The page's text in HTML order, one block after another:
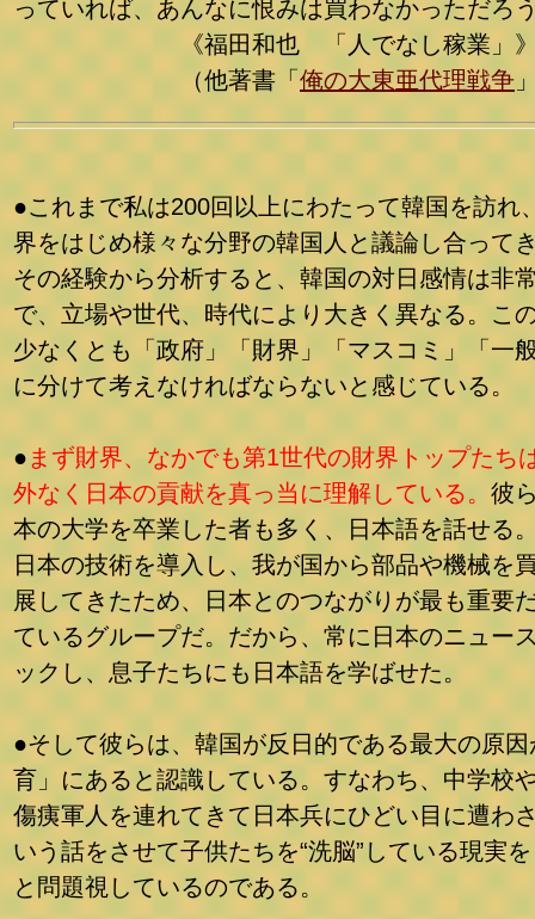
っていれば、あんなに恨みは買わなかっただ
《福田和也 「人でなし稼業」
（他著書「 俺の大東亜代理戦争
●これまで私は200回以上にわたって韓国を訪れ
界をはじめ様々な分野の韓国人と議論し合って
その経験から分析すると、韓国の対日感情は非
で、立場や世代、時代により大きく異なる。こ
少なくとも「政府」「財界」「マスコミ」「一
に分けて考えなければならないと感じている。
● まず財界、なかでも第1世代の財界トップたち
外なく日本の貢献を真っ当に理解している。 彼
本の大学を卒業した者も多く、日本語を話せる
日本の技術を導入し、我が国から部品や機械を
展してきたため、日本とのつながりが最も重要
ているグループだ。だから、常に日本のニュー
ックし、息子たちにも日本語を学ばせた。
●そして彼らは、韓国が反日的である最大の原因
育」にあると認識している。すなわち、中学校
傷痍軍人を連れてきて日本兵にひどい目に遭わ
いう話をさせて子供たちを“洗脳”している現実
と問題視しているのである。